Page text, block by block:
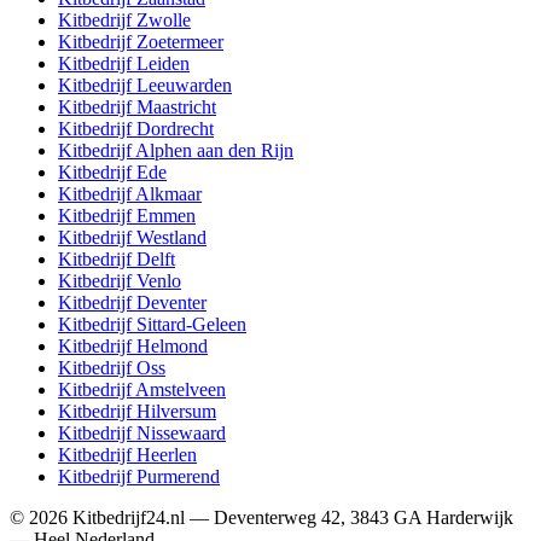
Kitbedrijf Zwolle
Kitbedrijf Zoetermeer
KitbedrijfLeiden
KitbedrijfLeeuwarden
KitbedrijfMaastricht
KitbedrijfDordrecht
KitbedrijfAlphen aan den Rijn
KitbedrijfEde
KitbedrijfAlkmaar
KitbedrijfEmmen
KitbedrijfWestland
KitbedrijfDelft
KitbedrijfVenlo
KitbedrijfDeventer
Kitbedrijf Sittard-Geleen
KitbedrijfHelmond
KitbedrijfOss
KitbedrijfAmstelveen
KitbedrijfHilversum
KitbedrijfNissewaard
KitbedrijfHeerlen
KitbedrijfPurmerend
© 2026 Kitbedrijf24.nl — Deventerweg 42, 3843 GA Harderwijk